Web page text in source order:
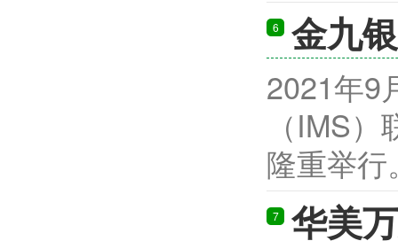
6 金九
2021年9
（IMS
隆重举
7
华美